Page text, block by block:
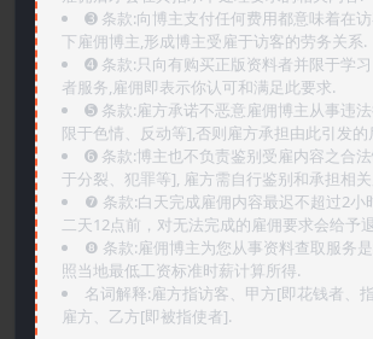
➌️ 条款:向博主支付任何费用都意味着在
下雇佣博主,形成博主受雇于访客的劳务关系.
➍️ 条款:只向有购买正版资料者并限于学
者服务,雇佣即表示你认可和满足此要求.
➎ 条款:雇方承诺不恶意雇佣博主从事违
限于色情、反动等],否则雇方承担由此引发的
➏️ 条款:博主也不负责鉴别受雇内容之合
于分裂、犯罪等], 雇方需自行鉴别和承担相
❼ 条款:白天完成雇佣内容最迟不超过2小
二天12点前，对无法完成的雇佣要求会给予
❽ 条款:雇佣博主为您从事资料查取服务
照当地最低工资标准时薪计算所得.
名词解释:雇方指访客、甲方[即花钱者、
雇方、乙方[即被指使者].